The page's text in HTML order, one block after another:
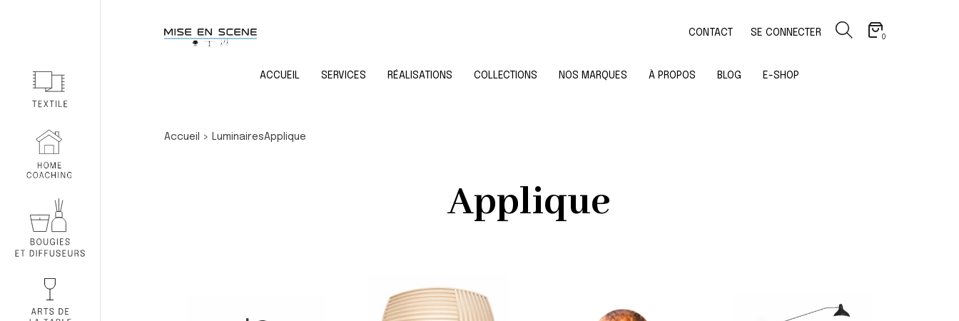
CONTACT SE CONNECTER 0
ACCUEIL SERVICES RÉALISATIONS COLLECTIONS NOS MARQUES À PROPOS BLOG E-SHOP
Accueil > LuminairesApplique
Applique